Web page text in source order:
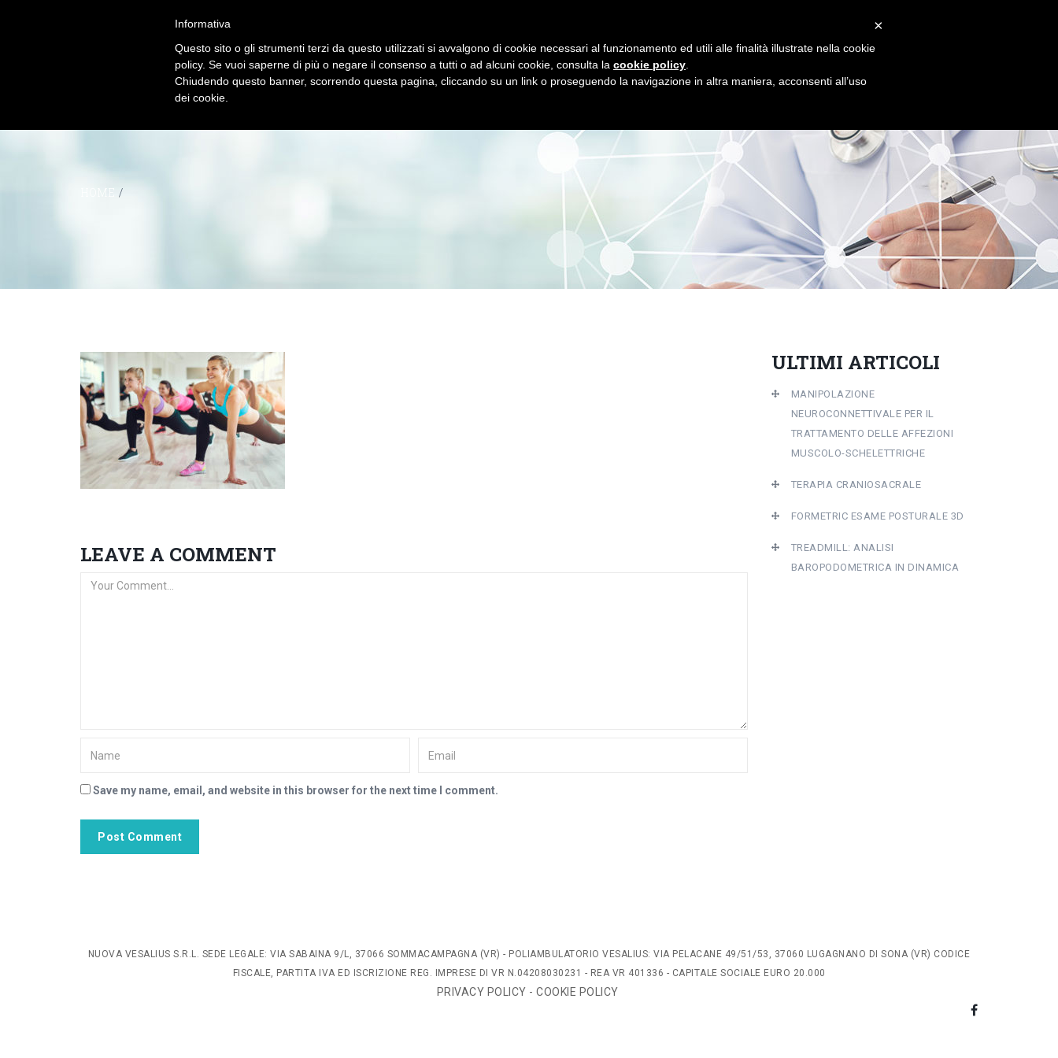
HOME CHI SIAMO IL POLIAMBULATORIO LA PALESTRA
HOME /
LEAVE A COMMENT
Save my name, email, and website in this browser for the next time I comment.
ULTIMI ARTICOLI
MANIPOLAZIONE
NEUROCONNETTIVALE PER IL
TRATTAMENTO DELLE AFFEZIONI
MUSCOLO-SCHELETTRICHE
TERAPIA CRANIOSACRALE
FORMETRIC ESAME POSTURALE 3D
TREADMILL: ANALISI
BAROPODOMETRICA IN DINAMICA
NUOVA VESALIUS S.R.L. SEDE LEGALE: VIA SABAINA 9/L, 37066 SOMMACAMPAGNA (VR) - POLIAMBULATORIO VESALIUS: VIA PELACANE 49/51/53, 37060 LUGAGNANO DI SONA (VR) CODICE
FISCALE, PARTITA IVA ED ISCRIZIONE REG. IMPRESE DI VR N.04208030231 - REA VR 401336 - CAPITALE SOCIALE EURO 20.000
PRIVACY POLICY -COOKIE POLICY
×
Informativa
Questo sito o gli strumenti terzi da questo utilizzati si avvalgono di cookie necessari al funzionamento ed utili alle finalità illustrate nella cookie
policy. Se vuoi saperne di più o negare il consenso a tutti o ad alcuni cookie, consulta la cookie policy
Chiudendo questo banner, scorrendo questa pagina, cliccando su un link o proseguendo la navigazione in altra maniera, acconsenti all’uso
dei cookie.